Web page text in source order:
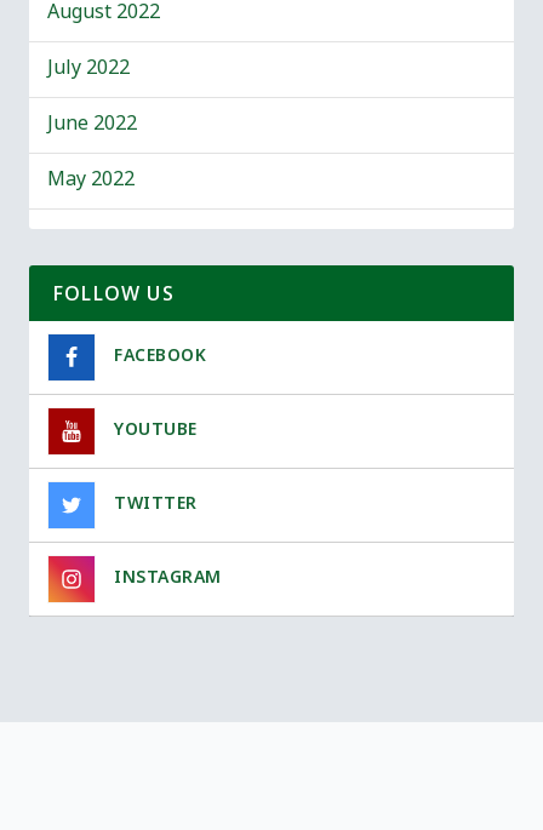
August 2022
July 2022
June 2022
May 2022
FOLLOW US
FACEBOOK
YOUTUBE
TWITTER
INSTAGRAM